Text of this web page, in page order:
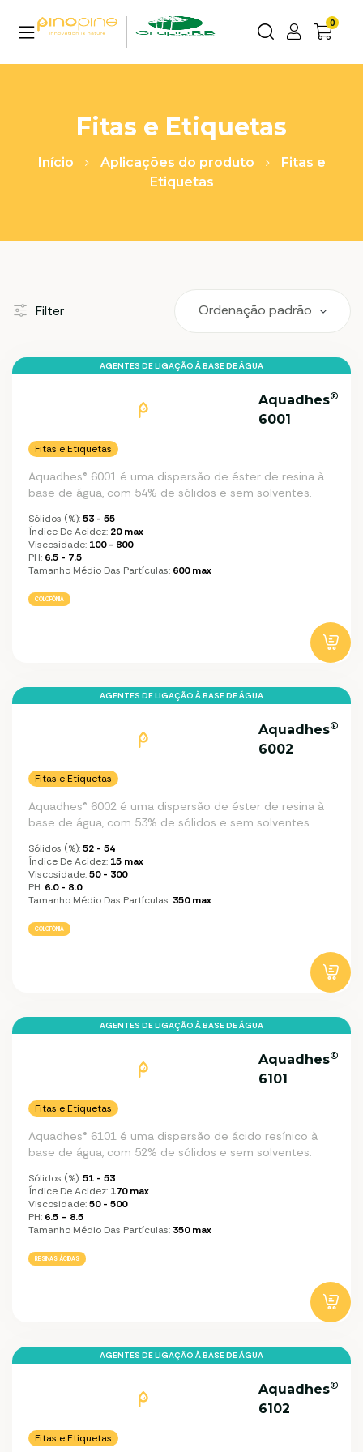
0
Fitas e Etiquetas
Início Aplicações do produto
Fitas e
Etiquetas
Filter
AGENTES DE LIGAÇÃO À BASE DE ÁGUA
Aquadhes®
6001
Fitas e Etiquetas
Aquadhes® 6001 é uma dispersão de éster de resina à
base de água, com 54% de sólidos e sem solventes.
Sólidos (%):53 - 55
Índice De Acidez: 20 max
Viscosidade: 100 - 800
PH: 6.5 - 7.5
Tamanho Médio Das Partículas: 600 max
COLOFÓNIA
AGENTES DE LIGAÇÃO À BASE DE ÁGUA
Aquadhes®
6002
Fitas e Etiquetas
Aquadhes® 6002 é uma dispersão de éster de resina à
base de água, com 53% de sólidos e sem solventes.
Sólidos (%):52 - 54
Índice De Acidez: 15 max
Viscosidade:50 - 300
PH: 6.0 - 8.0
Tamanho Médio Das Partículas: 350 max
COLOFÓNIA
AGENTES DE LIGAÇÃO À BASE DE ÁGUA
Aquadhes®
6101
Fitas e Etiquetas
Aquadhes® 6101 é uma dispersão de ácido resínico à
base de água, com 52% de sólidos e sem solventes.
Sólidos (%):51 - 53
Índice De Acidez: 170 max
Viscosidade:50 - 500
PH: 6.5 – 8.5
Tamanho Médio Das Partículas: 350 max
RESINAS ÁCIDAS
AGENTES DE LIGAÇÃO À BASE DE ÁGUA
Aquadhes®
6102
Fitas e Etiquetas